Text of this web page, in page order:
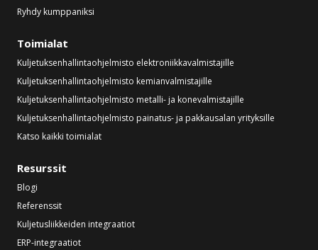
Ryhdy kumppaniksi
Toimialat
Kuljetuksenhallintaohjelmisto elektroniikkavalmistajille
Kuljetuksenhallintaohjelmisto kemianvalmistajille
Kuljetuksenhallintaohjelmisto metalli- ja konevalmistajille
Kuljetuksenhallintaohjelmisto painatus- ja pakkausalan yrityksille
Katso kaikki toimialat
Resurssit
Blogi
Referenssit
Kuljetusliikkeiden integraatiot
ERP-integraatiot